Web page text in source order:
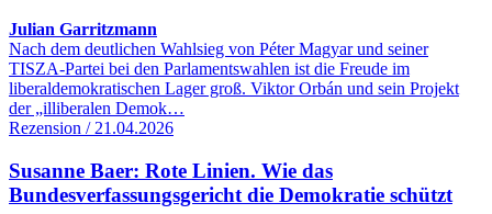
Julian Garritzmann
Nach dem deutlichen Wahlsieg von Péter Magyar und seiner
TISZA-Partei bei den Parlamentswahlen ist die Freude im
liberaldemokratischen Lager groß. Viktor Orbán und sein Projekt
der „illiberalen Demok…
Rezension / 21.04.2026
Susanne Baer: Rote Linien. Wie das
Bundesverfassungsgericht die Demokratie schützt